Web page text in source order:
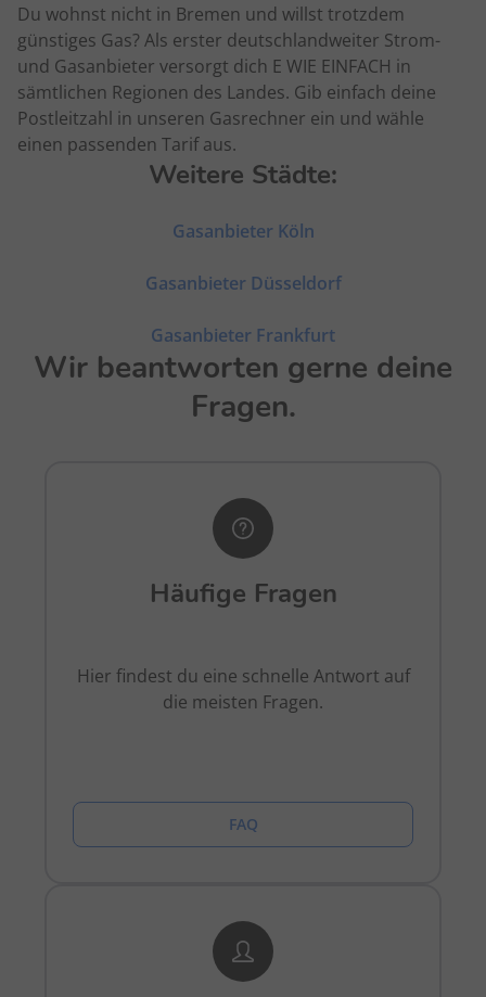
Du wohnst nicht in Bremen und willst trotzdem
günstiges Gas? Als erster deutschlandweiter Strom-
und Gasanbieter versorgt dich E WIE EINFACH in
sämtlichen Regionen des Landes. Gib einfach deine
Postleitzahl in unseren Gasrechner ein und wähle
einen passenden Tarif aus.
Weitere Städte:
Gasanbieter Köln
Gasanbieter Düsseldorf
Gasanbieter Frankfurt
Wir beantworten gerne deine
Fragen.
Häufige Fragen
Hier findest du eine schnelle Antwort auf
die meisten Fragen.
FAQ